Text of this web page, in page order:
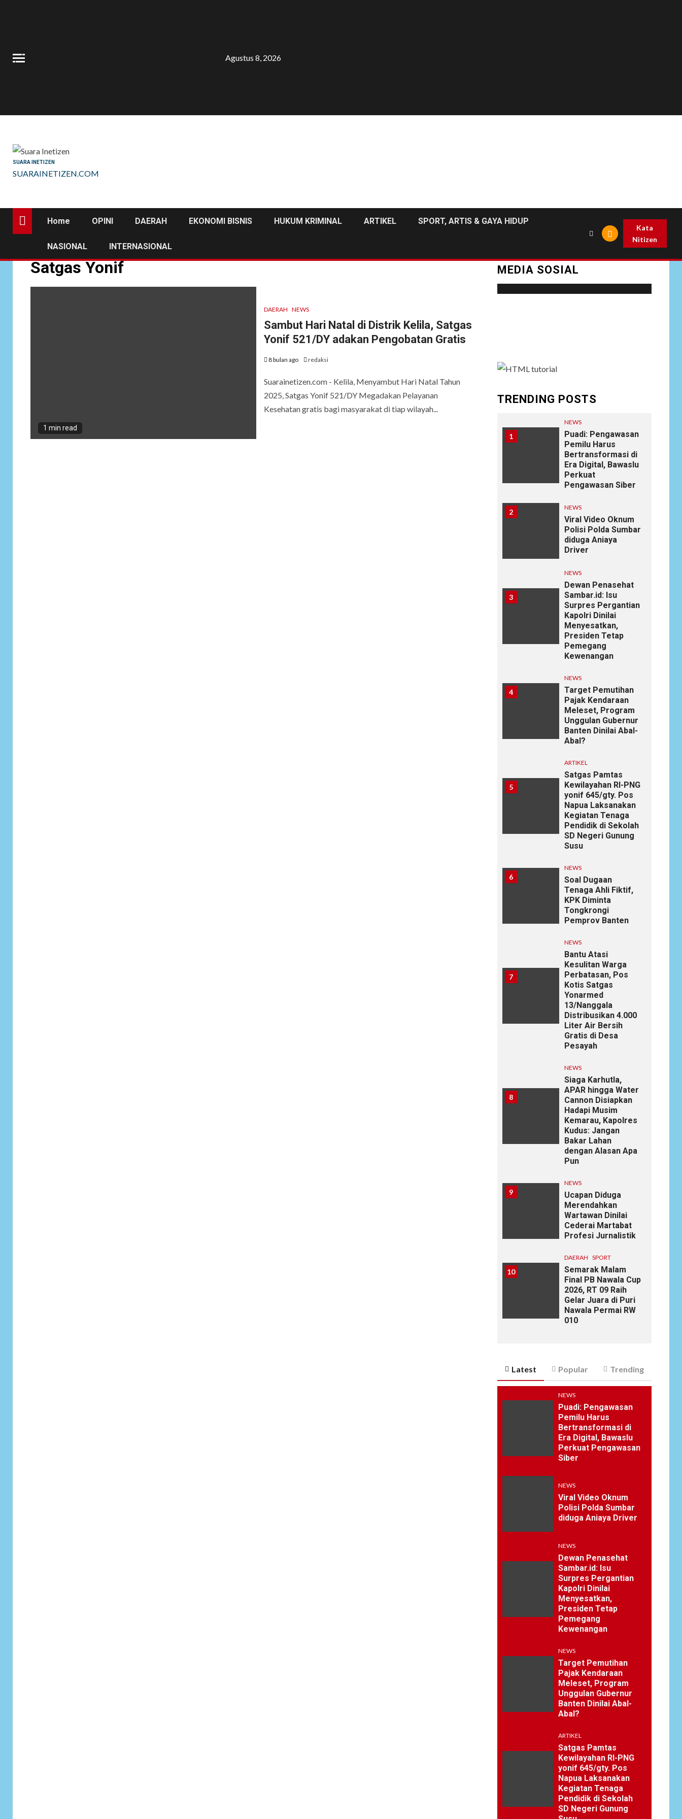
Agustus 8, 2026
SUARA INETIZEN
SUARAINETIZEN.COM
Home OPINI DAERAH EKONOMI BISNIS HUKUM KRIMINAL ARTIKEL SPORT, ARTIS & GAYA HIDUP
NASIONAL INTERNASIONAL
Kata
Nitizen
Satgas Yonif
1 min read
DAERAH NEWS
Sambut Hari Natal di Distrik Kelila, Satgas
Yonif 521/DY adakan Pengobatan Gratis
8 bulan ago redaksi
Suarainetizen.com - Kelila, Menyambut Hari Natal Tahun
2025, Satgas Yonif 521/DY Megadakan Pelayanan
Kesehatan gratis bagi masyarakat di tiap wilayah...
MEDIA SOSIAL
TRENDING POSTS
1
NEWS
Puadi: Pengawasan
Pemilu Harus
Bertransformasi di
Era Digital, Bawaslu
Perkuat
Pengawasan Siber
2 NEWS
Viral Video Oknum
Polisi Polda Sumbar
diduga Aniaya
Driver
3
NEWS
Dewan Penasehat
Sambar.id: Isu
Surpres Pergantian
Kapolri Dinilai
Menyesatkan,
Presiden Tetap
Pemegang
Kewenangan
4
NEWS
Target Pemutihan
Pajak Kendaraan
Meleset, Program
Unggulan Gubernur
Banten Dinilai Abal-
Abal?
5
ARTIKEL
Satgas Pamtas
Kewilayahan RI-PNG
yonif 645/gty. Pos
Napua Laksanakan
Kegiatan Tenaga
Pendidik di Sekolah
SD Negeri Gunung
Susu
6
NEWS
Soal Dugaan
Tenaga Ahli Fiktif,
KPK Diminta
Tongkrongi
Pemprov Banten
7
NEWS
Bantu Atasi
Kesulitan Warga
Perbatasan, Pos
Kotis Satgas
Yonarmed
13/Nanggala
Distribusikan 4.000
Liter Air Bersih
Gratis di Desa
Pesayah
8
NEWS
Siaga Karhutla,
APAR hingga Water
Cannon Disiapkan
Hadapi Musim
Kemarau, Kapolres
Kudus: Jangan
Bakar Lahan
dengan Alasan Apa
Pun
9
NEWS
Ucapan Diduga
Merendahkan
Wartawan Dinilai
Cederai Martabat
Profesi Jurnalistik
10
DAERAH SPORT
Semarak Malam
Final PB Nawala Cup
2026, RT 09 Raih
Gelar Juara di Puri
Nawala Permai RW
010
Latest Popular Trending
NEWS
Puadi: Pengawasan
Pemilu Harus
Bertransformasi di
Era Digital, Bawaslu
Perkuat Pengawasan
Siber
NEWS
Viral Video Oknum
Polisi Polda Sumbar
diduga Aniaya Driver
NEWS
Dewan Penasehat
Sambar.id: Isu
Surpres Pergantian
Kapolri Dinilai
Menyesatkan,
Presiden Tetap
Pemegang
Kewenangan
NEWS
Target Pemutihan
Pajak Kendaraan
Meleset, Program
Unggulan Gubernur
Banten Dinilai Abal-
Abal?
ARTIKEL
Satgas Pamtas
Kewilayahan RI-PNG
yonif 645/gty. Pos
Napua Laksanakan
Kegiatan Tenaga
Pendidik di Sekolah
SD Negeri Gunung